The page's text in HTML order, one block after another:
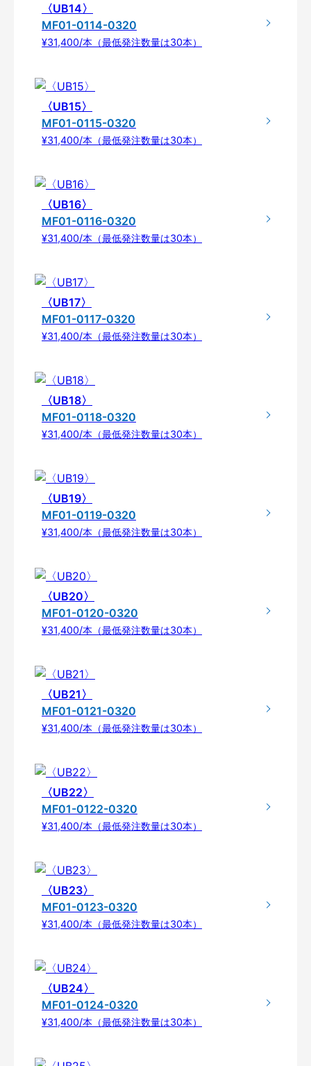
〈UB14〉
MF01-0114-0320
¥31,400/本（最低発注数量は30本）
〈UB15〉
MF01-0115-0320
¥31,400/本（最低発注数量は30本）
〈UB16〉
MF01-0116-0320
¥31,400/本（最低発注数量は30本）
〈UB17〉
MF01-0117-0320
¥31,400/本（最低発注数量は30本）
〈UB18〉
MF01-0118-0320
¥31,400/本（最低発注数量は30本）
〈UB19〉
MF01-0119-0320
¥31,400/本（最低発注数量は30本）
〈UB20〉
MF01-0120-0320
¥31,400/本（最低発注数量は30本）
〈UB21〉
MF01-0121-0320
¥31,400/本（最低発注数量は30本）
〈UB22〉
MF01-0122-0320
¥31,400/本（最低発注数量は30本）
〈UB23〉
MF01-0123-0320
¥31,400/本（最低発注数量は30本）
〈UB24〉
MF01-0124-0320
¥31,400/本（最低発注数量は30本）